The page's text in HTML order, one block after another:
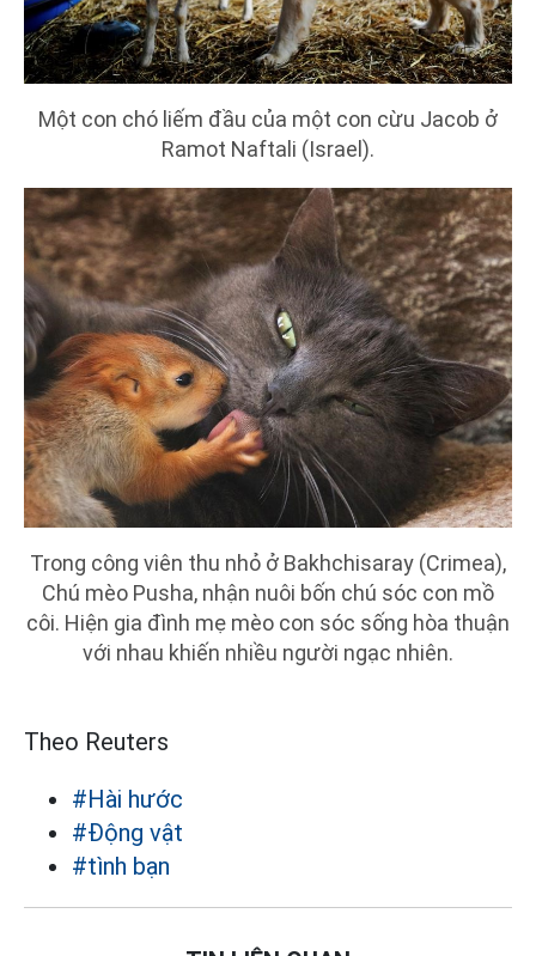
Một con chó liếm đầu của một con cừu Jacob ở
Ramot Naftali (Israel).
Trong công viên thu nhỏ ở Bakhchisaray (Crimea),
Chú mèo Pusha, nhận nuôi bốn chú sóc con mồ
côi. Hiện gia đình mẹ mèo con sóc sống hòa thuận
với nhau khiến nhiều người ngạc nhiên.
Theo Reuters
#Hài hước
#Động vật
#tình bạn